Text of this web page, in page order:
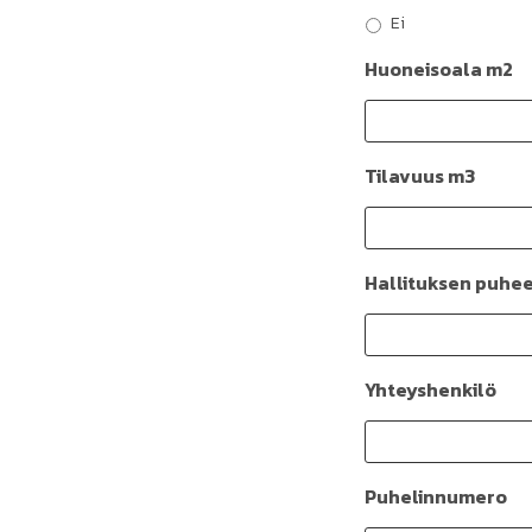
Ei
Huoneisoala m2
Tilavuus m3
Hallituksen
Yhteyshenkilö
Puhelinnumero